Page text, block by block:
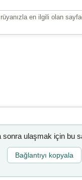
en ilgili olan
ulaşmak için bu
Bağlantıyı kopyala